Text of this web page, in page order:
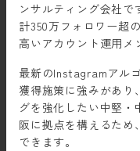
ンサルティング会社で
計350万フォロワー超
高いアカウント運用メ
最新のInstagramアル
獲得施策に強みがあ
グを強化したい中堅
阪に拠点を構えるた
できます。